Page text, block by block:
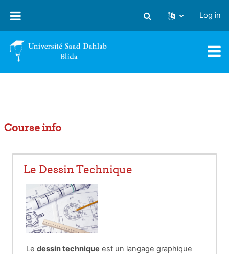
Toggle search input
Log in
Course info
Le Dessin Technique
Le dessin technique est un langage graphique